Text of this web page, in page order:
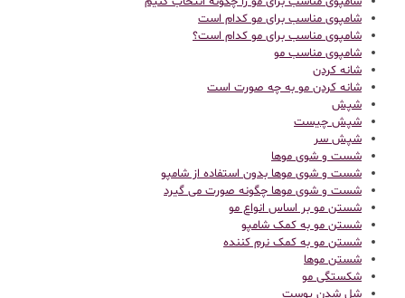
شامپوی مناسب برای مو کدام است
شامپوی مناسب برای مو کدام است؟
شامپوی مناسب مو
شانه کردن
شانه کردن مو به چه صورت است
شپش
شپش چیست
شپش سر
شست و شوی موها
شست و شوی موها بدون استفاده از شامپو
شست و شوی موها چگونه صورت می گیرد
شستن مو بر اساس انواع مو
شستن مو به کمک شامپو
شستن مو به کمک نرم کننده
شستن موها
شکستگی مو
شل شدن پوست